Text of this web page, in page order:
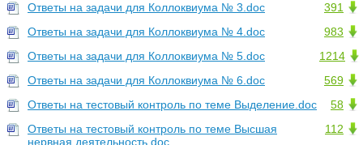
391
Ответы на задачи для Коллоквиума № 3.doc
983
Ответы на задачи для Коллоквиума № 4.doc
1214
Ответы на задачи для Коллоквиума № 5.doc
569
Ответы на задачи для Коллоквиума № 6.doc
58
Ответы на тестовый контроль по теме Выделение.doc
112
Ответы на тестовый контроль по теме Высшая
нервная деятельность.doc